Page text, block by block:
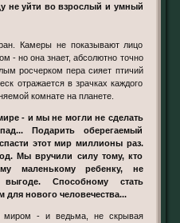
не уйти во взрослый и умный
Камеры не показывают лицо
- но она знает, абсолютно точно
росчерком пера сияет птичий
отражается в зрачках каждого
комнате на планете.
- и мы не могли не сделать
Подарить оберегаемый
этот мир миллионы раз.
Мы вручили силу тому, кто
маленькому ребенку, не
Способному стать
нового человечества...
миром - и ведьма, не скрывая